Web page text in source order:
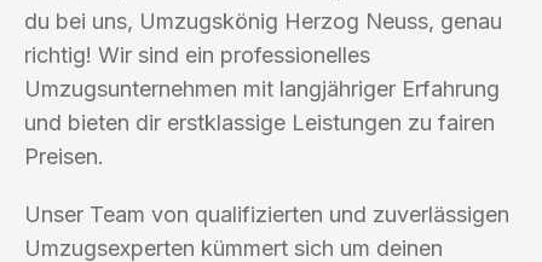
du bei uns, Umzugskönig Herzog Neuss, genau
richtig! Wir sind ein professionelles
Umzugsunternehmen mit langjähriger Erfahrung
und bieten dir erstklassige Leistungen zu fairen
Preisen.
Unser Team von qualifizierten und zuverlässigen
Umzugsexperten kümmert sich um deinen